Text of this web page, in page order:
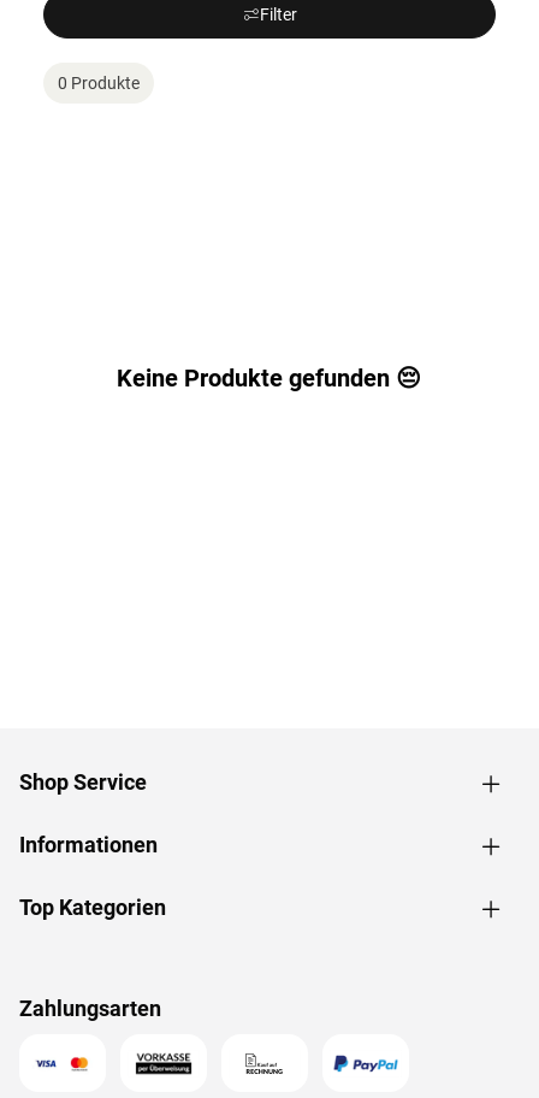
Filter
0 Produkte
Keine Produkte gefunden 😔
Shop Service
Informationen
Top Kategorien
Zahlungsarten